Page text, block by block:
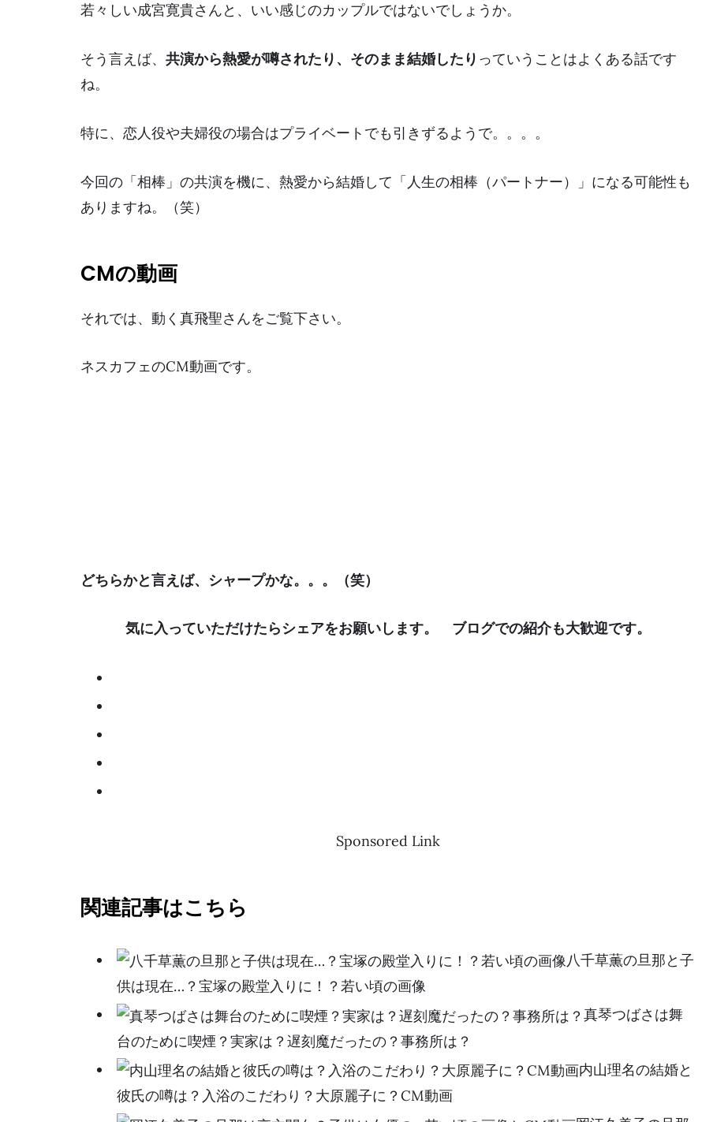
若々しい成宮寛貴さんと、いい感じのカップルではないでしょうか。
そう言えば、 共演から熱愛が噂されたり、そのまま結婚したり っていうことはよくある話です
ね。
特に、恋人役や夫婦役の場合はプライベートでも引きずるようで。。。。
今回の「相棒」の共演を機に、熱愛から結婚して 「人生の相棒（パートナー）」 になる可能性も
ありますね。（笑）
CMの動画
それでは、動く真飛聖さんをご覧下さい。
ネスカフェのCM動画です。
どちらかと言えば、シャープかな。。。（笑）
気に入っていただけたらシェアをお願いします。 ブログでの紹介も大歓迎です。
Sponsored Link
関連記事はこちら
八千草薫の旦那と子
供は現在…？宝塚の殿堂入りに！？若い頃の画像
真琴つばさは舞
台のために喫煙？実家は？遅刻魔だったの？事務所は？
内山理名の結婚と
彼氏の噂は？入浴のこだわり？大原麗子に？CM動画